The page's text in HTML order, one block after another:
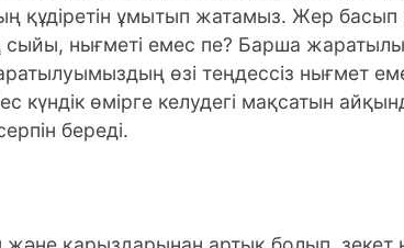
құдіретін ұмытып жатамыз. Жер басып
нығметі емес пе? Барша
өзі теңдессіз нығмет
күндік өмірге келудегі мақсатын
береді.